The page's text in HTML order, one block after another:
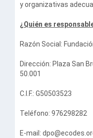
y organizativas
¿Quién es
Razón Social:
Dirección: Plaza San
50.001
C.I.F.: G50503523
Teléfono: 976298282
E-mail: